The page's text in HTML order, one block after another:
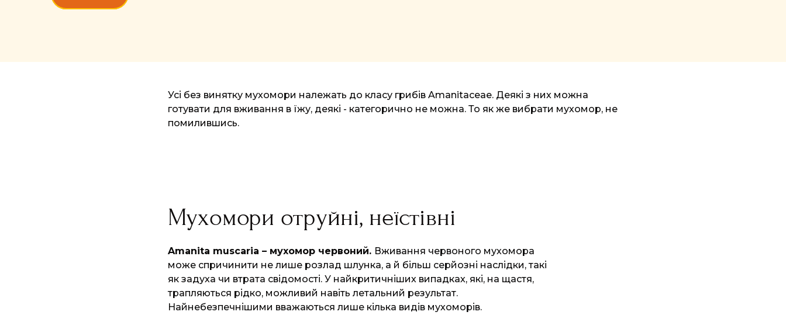
Усі без винятку мухомори належать до класу грибів Amanitaceae. Деякі з них можна
готувати для вживання в їжу, деякі - категорично не можна. То як же вибрати мухомор, не
помилившись.
Мухомори отруйні, неїстівні
Amanita muscaria – мухомор червоний. Вживання червоного мухомора
може спричинити не лише розлад шлунка, а й більш серйозні наслідки, такі
як задуха чи втрата свідомості. У найкритичніших випадках, які, на щастя,
трапляються рідко, можливий навіть летальний результат.
Найнебезпечнішими вважаються лише кілька видів мухоморів.